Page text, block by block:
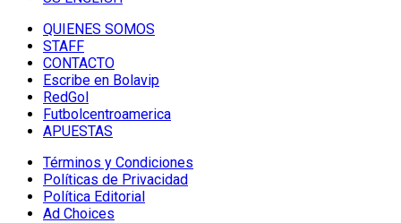
QUIENES SOMOS
STAFF
CONTACTO
Escribe en Bolavip
RedGol
Futbolcentroamerica
APUESTAS
Términos y Condiciones
Políticas de Privacidad
Política Editorial
Ad Choices